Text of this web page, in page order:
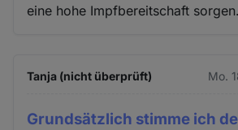
eine hohe Impfbereitschaft sorgen.
Tanja (nicht überprüft) Mo.
Grundsätzlich stimme ich